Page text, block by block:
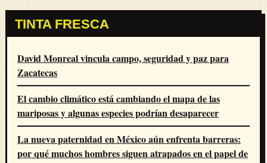
TINTA FRESCA
David Monreal vincula campo, seguridad y paz para
Zacatecas
El cambio climático está cambiando el mapa de las
mariposas y algunas especies podrían desaparecer
La nueva paternidad en México aún enfrenta barreras:
por qué muchos hombres siguen atrapados en el papel de